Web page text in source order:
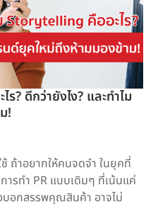
? ดีกว่ายังไง? และทำไม
!
ถ้าอยากให้คนจดจำ ในยุคที่
ารทำ PR แบบเดิมๆ ที่เน้นแค่
บอกสรรพคุณสินค้า อาจไม่